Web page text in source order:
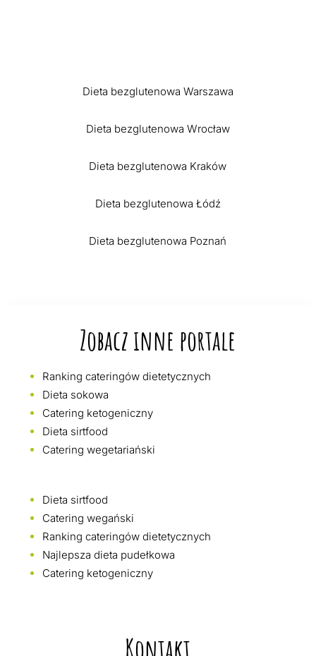
Dieta bezglutenowa Warszawa
Dieta bezglutenowa Wrocław
Dieta bezglutenowa Kraków
Dieta bezglutenowa Łódź
Dieta bezglutenowa Poznań
Zobacz inne portale
Ranking cateringów dietetycznych
Dieta sokowa
Catering ketogeniczny
Dieta sirtfood
Catering wegetariański
Dieta sirtfood
Catering wegański
Ranking cateringów dietetycznych
Najlepsza dieta pudełkowa
Catering ketogeniczny